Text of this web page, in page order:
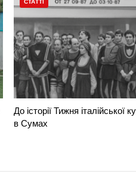
СТАТТІ
До історії Тижня італійської
в Сумах